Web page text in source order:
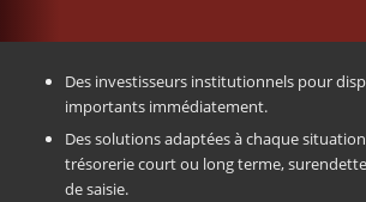
Des investisseurs institutionnels pour
importants immédiatement.
Des solutions adaptées à chaque
trésorerie court ou long terme,
de saisie.